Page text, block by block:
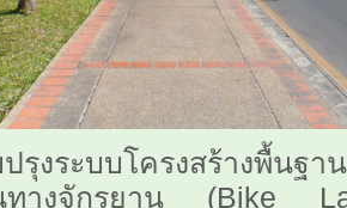
รุงระบบโครงสร้างพื้นฐา
างจักรยาน (Bike